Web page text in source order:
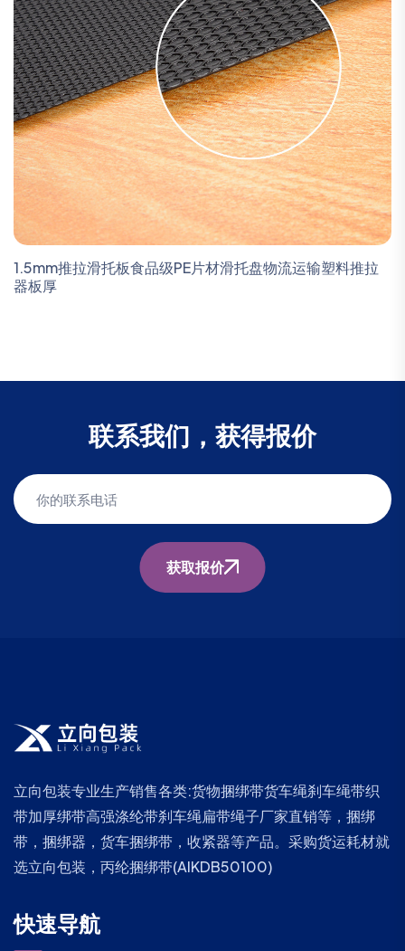
1.5mm推拉滑托板食品级PE片材滑托盘物流运输塑料推拉
器板厚
联系我们，获得报价
获取报价
立向包装专业生产销售各类:货物捆绑带货车绳刹车绳带织
带加厚绑带高强涤纶带刹车绳扁带绳子厂家直销等，捆绑
带，捆绑器，货车捆绑带，收紧器等产品。采购货运耗材就
选立向包装，丙纶捆绑带(AIKDB50100)
快速导航